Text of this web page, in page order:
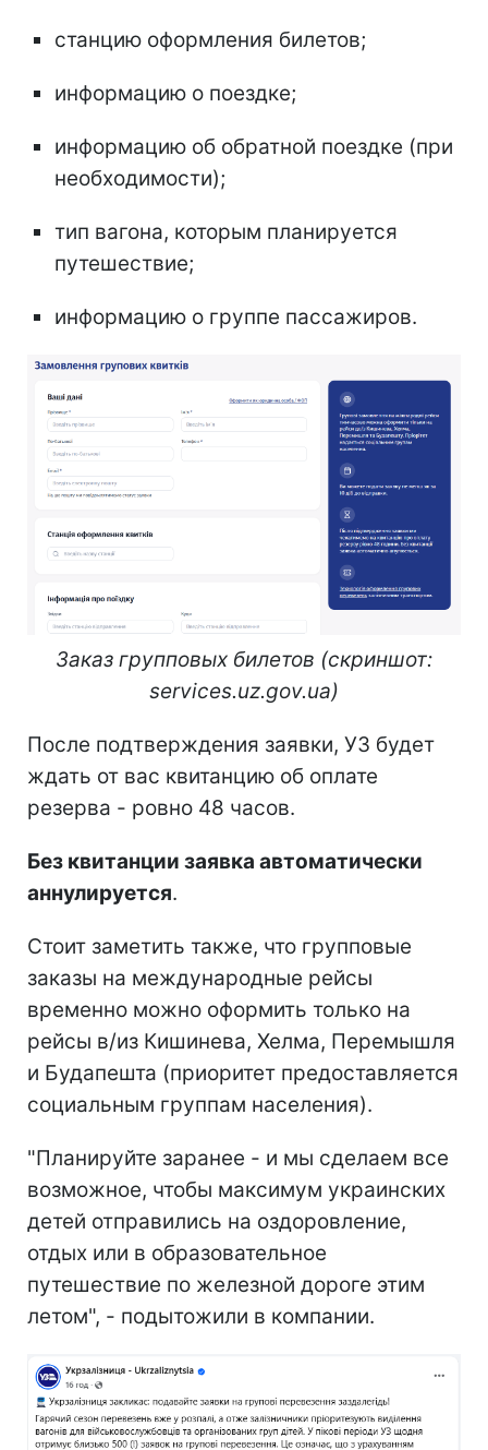
станцию оформления билетов;
информацию о поездке;
информацию об обратной поездке (при
необходимости);
тип вагона, которым планируется
путешествие;
информацию о группе пассажиров.
Заказ групповых билетов (скриншот:
services.uz.gov.ua)
После подтверждения заявки, УЗ будет
ждать от вас квитанцию об оплате
резерва - ровно 48 часов.
Без квитанции заявка автоматически
аннулируется.
Стоит заметить также, что групповые
заказы на международные рейсы
временно можно оформить только на
рейсы в/из Кишинева, Хелма, Перемышля
и Будапешта (приоритет предоставляется
социальным группам населения).
"Планируйте заранее - и мы сделаем все
возможное, чтобы максимум украинских
детей отправились на оздоровление,
отдых или в образовательное
путешествие по железной дороге этим
летом", - подытожили в компании.